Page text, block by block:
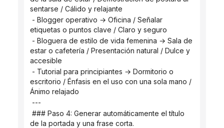
sentarse / Cálido y relajante
etiquetas o puntos clave / Claro y seguro
estar o cafetería / Presentación natural / Dulce y
accesible
escritorio / Énfasis en el uso con una sola mano /
Ánimo relajado
---
de la portada y una frase corta.